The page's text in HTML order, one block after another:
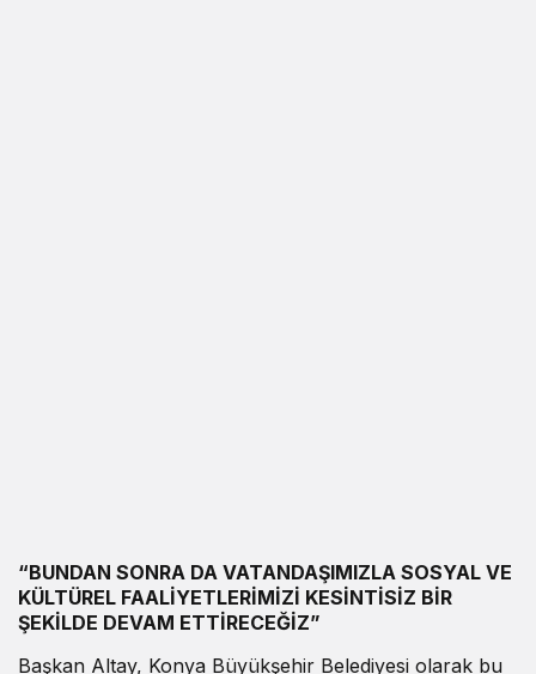
“BUNDAN SONRA DA VATANDAŞIMIZLA SOSYAL VE
KÜLTÜREL FAALİYETLERİMİZİ KESİNTİSİZ BİR
ŞEKİLDE DEVAM ETTİRECEĞİZ”
Başkan Altay, Konya Büyükşehir Belediyesi olarak bu